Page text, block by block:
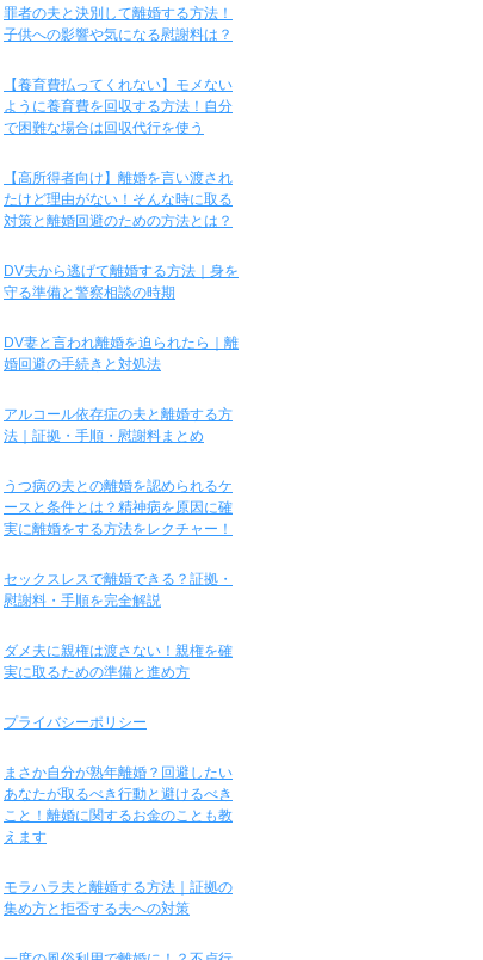
罪者の夫と決別して離婚する方法！
子供への影響や気になる慰謝料は？
【養育費払ってくれない】モメない
ように養育費を回収する方法！自分
で困難な場合は回収代行を使う
【高所得者向け】離婚を言い渡され
たけど理由がない！そんな時に取る
対策と離婚回避のための方法とは？
DV夫から逃げて離婚する方法｜身を
守る準備と警察相談の時期
DV妻と言われ離婚を迫られたら｜離
婚回避の手続きと対処法
アルコール依存症の夫と離婚する方
法｜証拠・手順・慰謝料まとめ
うつ病の夫との離婚を認められるケ
ースと条件とは？精神病を原因に確
実に離婚をする方法をレクチャー！
セックスレスで離婚できる？証拠・
慰謝料・手順を完全解説
ダメ夫に親権は渡さない！親権を確
実に取るための準備と進め方
プライバシーポリシー
まさか自分が熟年離婚？回避したい
あなたが取るべき行動と避けるべき
こと！離婚に関するお金のことも教
えます
モラハラ夫と離婚する方法｜証拠の
集め方と拒否する夫への対策